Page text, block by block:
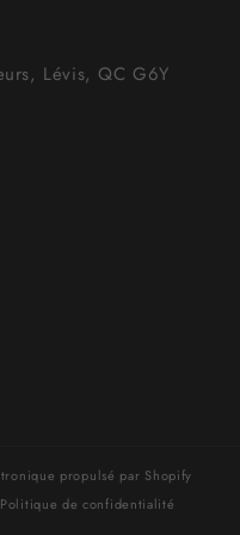
Lévis, QC G6Y
propulsé par Shopify
Politique de confidentialité